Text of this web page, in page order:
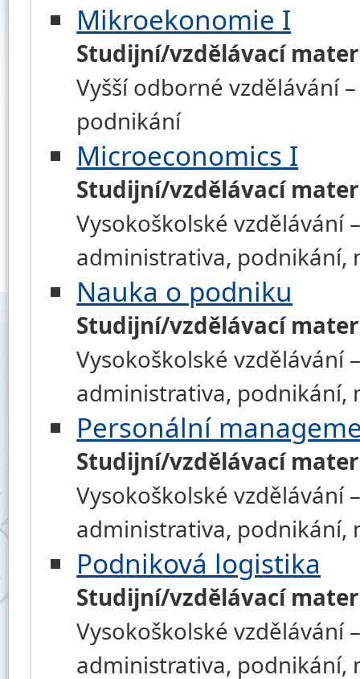
Mikroekonomie I
Studijní/vzdělávací
Vyšší odborné vzdělávání
podnikání
Microeconomics I
Studijní/vzdělávací
Vysokoškolské vzdělávání
administrativa,
Nauka o podniku
Studijní/vzdělávací
Vysokoškolské vzdělávání
administrativa,
Personální
Studijní/vzdělávací
Vysokoškolské vzdělávání
administrativa,
Podniková logistika
Studijní/vzdělávací
Vysokoškolské vzdělávání
administrativa,